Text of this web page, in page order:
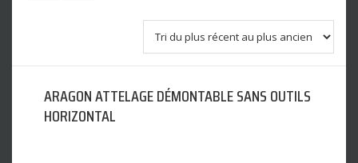
ARAGON ATTELAGE DÉMONTABLE SANS OUTILS
HORIZONTAL